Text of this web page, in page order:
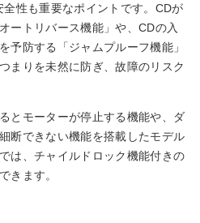
性も重要なポイントです。CDが
ートリバース機能」や、CDの入
予防する「ジャムプルーフ機能」
まりを未然に防ぎ、故障のリスク
とモーターが停止する機能や、ダ
断できない機能を搭載したモデル
は、チャイルドロック機能付きの
きます。